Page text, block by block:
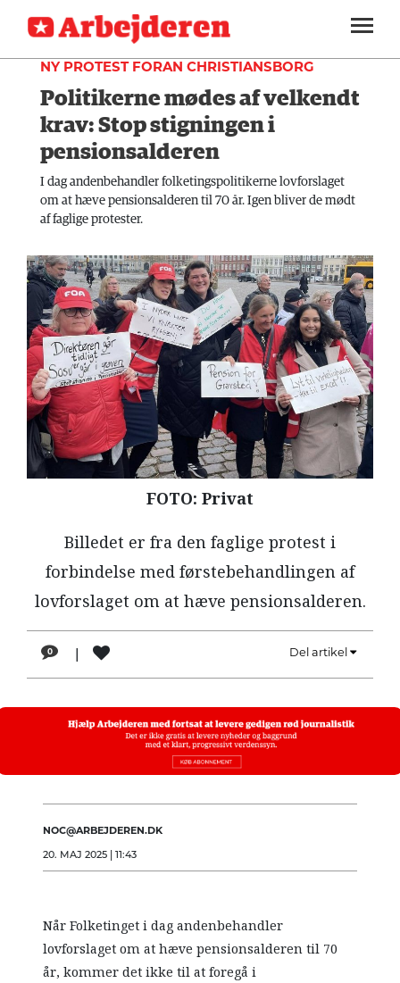
SEKTIONER
ARBEJDEREN
MENER
FAGLIGT
INDLAND
UDLAND
KULTUR
KALENDER
BLOGS
DEBAT
LÆSER
TIL
LÆSER
HISTORIE
TEORI
SOUNDCLOUD
ABONNER
LOG IND
OM
NY PROTEST FORAN CHRISTIANSBORG
Politikerne mødes af velkendt
krav: Stop stigningen i
pensionsalderen
I dag andenbehandler folketingspolitikerne lovforslaget
om at hæve pensionsalderen til 70 år. Igen bliver de mødt
af faglige protester.
FOTO: Privat
Billedet er fra den faglige protest i
forbindelse med førstebehandlingen af
lovforslaget om at hæve pensionsalderen.
0 Del artikel
NOC@ARBEJDEREN.DK
20. MAJ 2025 | 11:43
Når Folketinget i dag andenbehandler
lovforslaget om at hæve pensionsalderen til 70
år, kommer det ikke til at foregå i